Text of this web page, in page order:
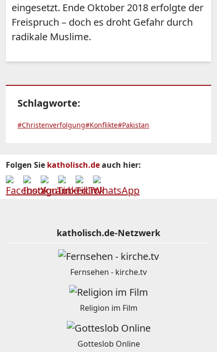
eingesetzt. Ende Oktober 2018 erfolgte der
Freispruch – doch es droht Gefahr durch
radikale Muslime.
Schlagworte:
#Christenverfolgung#Konflikte#Pakistan
Folgen Sie katholisch.deauch hier:
katholisch.de-Netzwerk
Fernsehen - kirche.tv
Religion im Film
Gotteslob Online